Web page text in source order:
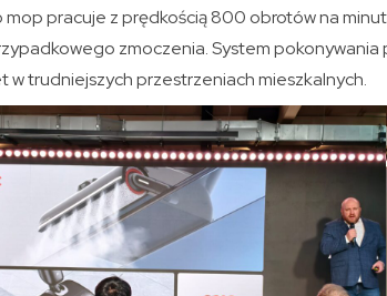
pracuje z prędkością 800 obrotów na
zmoczenia. System
w trudniejszych przestrzeniach mieszkalnych.